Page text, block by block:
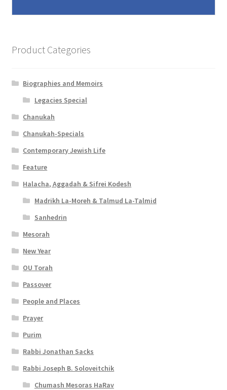
Product Categories
Biographies and Memoirs
Legacies Special
Chanukah
Chanukah-Specials
Contemporary Jewish Life
Feature
Halacha, Aggadah & Sifrei Kodesh
Madrikh La-Moreh & Talmud La-Talmid
Sanhedrin
Mesorah
New Year
OU Torah
Passover
People and Places
Prayer
Purim
Rabbi Jonathan Sacks
Rabbi Joseph B. Soloveitchik
Chumash Mesoras HaRav